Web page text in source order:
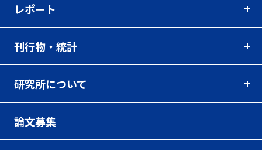
レポート
刊行物・統計
研究所について
論文募集